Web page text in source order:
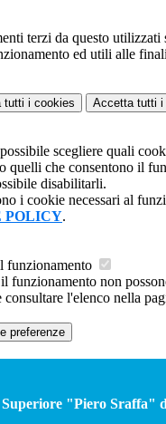
terzi da questo utilizzati
ed utili alle
tutti i cookies Accetta tutti i
scegliere quali
quelli che consentono il
disabilitarli.
i cookie necessari al
POLICY.
funzionamento
funzionamento non
l'elenco nella
preferenze
"Piero Sraffa"